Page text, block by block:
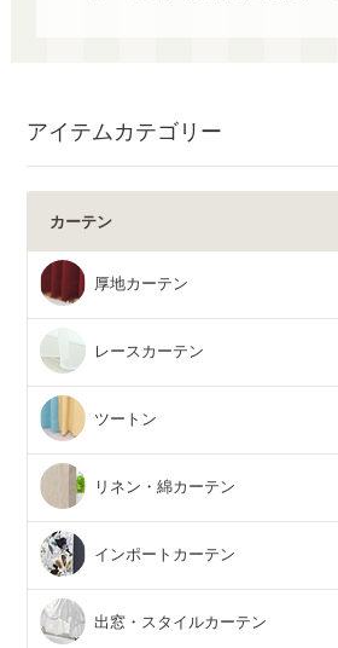
アイテムカテゴリー
カーテン
厚地カーテン
レースカーテン
ツートン
リネン・綿カーテン
インポートカーテン
出窓・スタイルカーテン